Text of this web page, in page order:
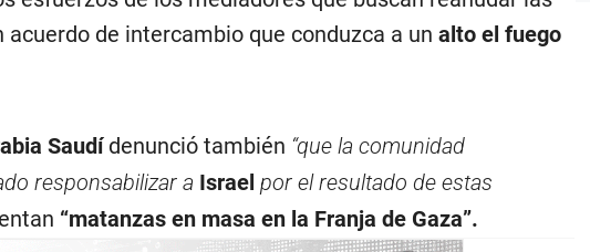
acuerdo de intercambio que conduzca a un alto el fuego
Saudí denunció también “que la comunidad
responsabilizar a Israel por el resultado de estas
“matanzas en masa en la Franja de Gaza”.